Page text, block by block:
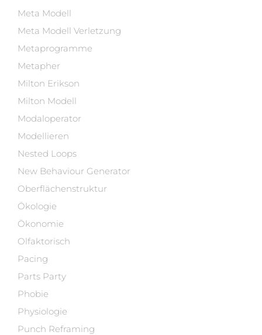
Meta Modell
Meta Modell Verletzung
Metaprogramme
Metapher
Milton Erikson
Milton Modell
Modaloperator
Modellieren
Nested Loops
New Behaviour Generator
Oberflächenstruktur
Ökologie
Ökonomie
Olfaktorisch
Pacing
Parts Party
Phobie
Physiologie
Punch Reframing